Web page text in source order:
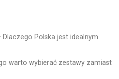
Polska jest idealnym
warto wybierać zestawy zamiast